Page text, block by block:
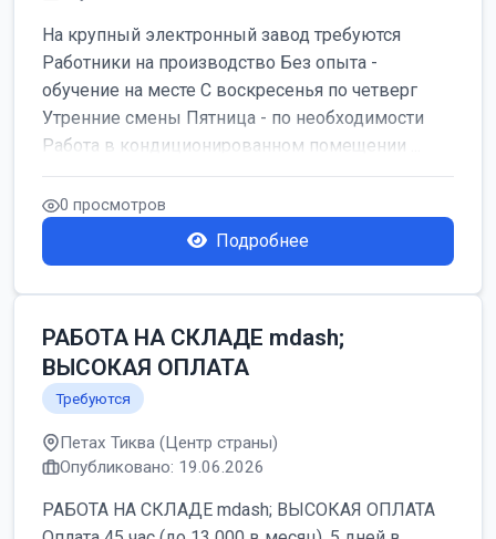
На крупный электронный завод требуются
Работники на производство Без опыта -
обучение на месте С воскресенья по четверг
Утренние смены Пятница - по необходимости
Работа в кондиционированном помещении ...
0 просмотров
Подробнее
РАБОТА НА СКЛАДЕ mdash;
ВЫСОКАЯ ОПЛАТА
Требуются
Петах Тиква (Центр страны)
Опубликовано: 19.06.2026
РАБОТА НА СКЛАДЕ mdash; ВЫСОКАЯ ОПЛАТА